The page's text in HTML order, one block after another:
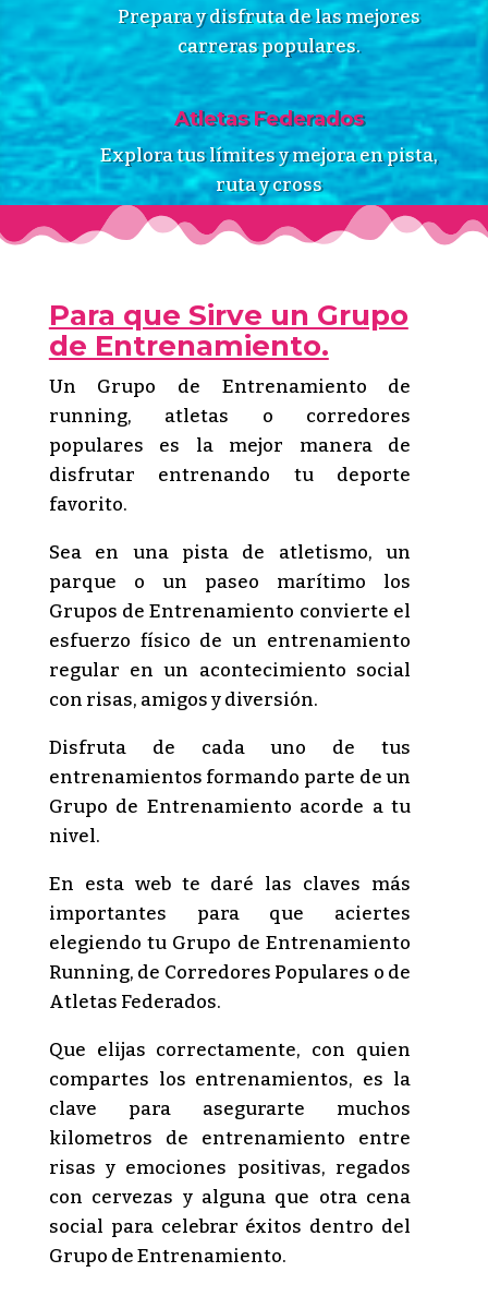
Prepara y disfruta de las mejores
carreras populares.
Atletas Federados
Explora tus límites y mejora en pista,
ruta y cross
Para que Sirve un Grupo
de Entrenamiento.
Un Grupo de Entrenamiento de
running, atletas o corredores
populares es la mejor manera de
disfrutar entrenando tu deporte
favorito.
Sea en una pista de atletismo, un
parque o un paseo marítimo los
Grupos de Entrenamiento convierte el
esfuerzo físico de un entrenamiento
regular en un acontecimiento social
con risas, amigos y diversión.
Disfruta de cada uno de tus
entrenamientos formando parte de un
Grupo de Entrenamiento acorde a tu
nivel.
En esta web te daré las claves más
importantes para que aciertes
elegiendo tu Grupo de Entrenamiento
Running, de Corredores Populares o de
Atletas Federados.
Que elijas correctamente, con quien
compartes los entrenamientos, es la
clave para asegurarte muchos
kilometros de entrenamiento entre
risas y emociones positivas, regados
con cervezas y alguna que otra cena
social para celebrar éxitos dentro del
Grupo de Entrenamiento.